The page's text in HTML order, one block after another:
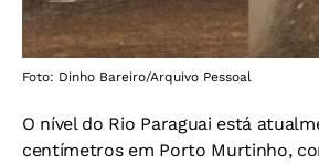
Foto: Dinho Bareiro/Arquivo Pessoal
O nível do Rio Paraguai está
centímetros em Porto Murtinho,